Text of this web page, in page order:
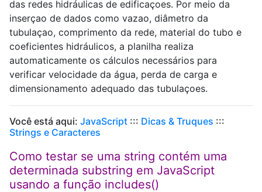
das redes hidráulicas de edificaçoes. Por meio da
inserçao de dados como vazao, diâmetro da
tubulaçao, comprimento da rede, material do tubo e
coeficientes hidráulicos, a planilha realiza
automaticamente os cálculos necessários para
verificar velocidade da água, perda de carga e
dimensionamento adequado das tubulaçoes.
Você está aqui: JavaScript ::: Dicas & Truques :::
Strings e Caracteres
Como testar se uma string contém uma
determinada substring em JavaScript
usando a função includes()